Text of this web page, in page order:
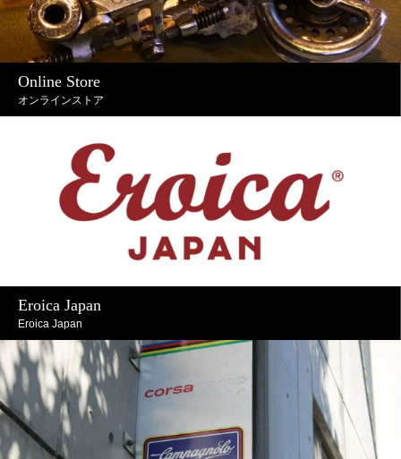
Online Store
オンラインストア
Eroica Japan
Eroica Japan